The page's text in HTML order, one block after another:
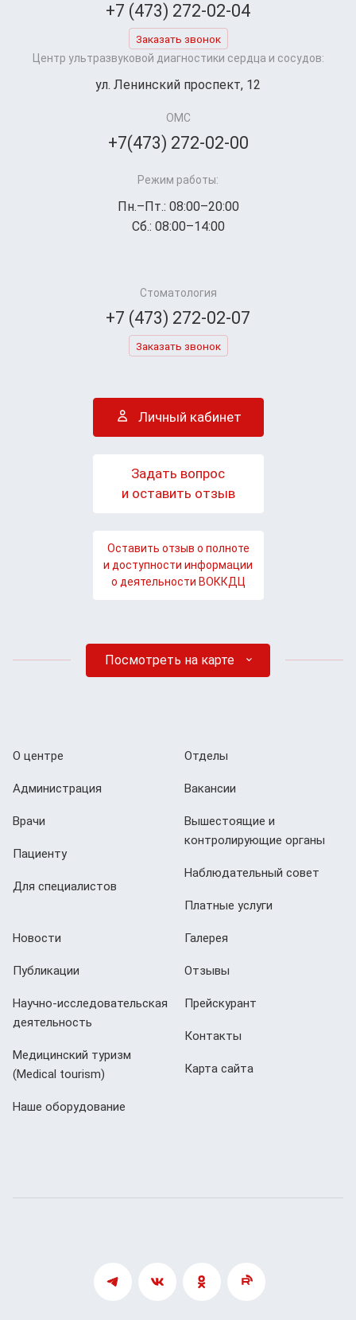
+7 (473) 272-02-04
Заказать звонок
Центр ультразвуковой диагностики сердца и сосудов:
ул. Ленинский проспект, 12
ОМС
+7(473) 272-02-00
Режим работы:
Пн.–Пт.: 08:00–20:00
Сб.: 08:00–14:00
Стоматология
+7 (473) 272-02-07
Заказать звонок
Личный кабинет
Задать вопрос
и оставить отзыв
Оставить отзыв о полноте
и доступности информации
о деятельности ВОККДЦ
Посмотреть на карте
О центре
Администрация
Врачи
Пациенту
Для специалистов
Отделы
Вакансии
Вышестоящие и
контролирующие органы
Наблюдательный совет
Платные услуги
Новости
Публикации
Научно-исследовательская
деятельность
Медицинский туризм
(Мedical tourism)
Наше оборудование
Галерея
Отзывы
Прейскурант
Контакты
Карта сайта